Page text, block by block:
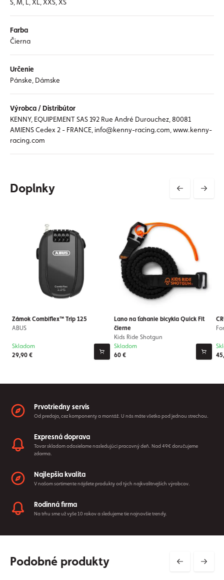
S, M, L, XL, XXS, XS
Farba
Čierna
Určenie
Pánske, Dámske
Výrobca / Distribútor
KENNY, EQUIPEMENT SAS 192 Rue André Durouchez, 80081
AMIENS Cedex 2 - FRANCE, info@kenny-racing.com, www.kenny-
racing.com
Doplnky
Zámok Combiflex™ Trip 125
ABUS
29,90 €
Skladom
Lano na ťahanie bicykla Quick Fit
čierne
Kids Ride Shotgun
60 €
Skladom
Prvotriedny servis
Od predaja, cez komponenty a montáž. U nás máte všetko pod jednou strechou.
Expresná doprava
Tovar skladom odosielame nasledujúci pracovný deň. Nad 49€ doručujeme
zdarma.
Najlepšia kvalita
V našom sortimente nájdete produkty od tých najkvalitnejších výrobcov.
Rodinná firma
Na trhu sme už vyše 10 rokov a sledujeme tie najnovšie trendy.
Podobné produkty